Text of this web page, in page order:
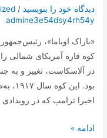
دیدگاه‌ خود را بنویسید /
admine3e54dsy4rh54y
«باراک اوباما»،
کوه قاره آمریکای شمالی
در آلاسکاست، تغییر و به
بود.
اخیرا ترامپ که در
تصمیم
ادامه »